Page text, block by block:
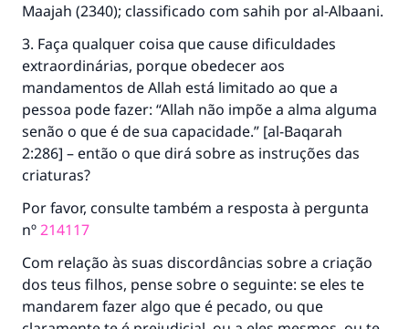
Maajah (2340); classificado com sahih por al-Albaani.
3. Faça qualquer coisa que cause dificuldades
extraordinárias, porque obedecer aos
mandamentos de Allah está limitado ao que a
pessoa pode fazer: “Allah não impõe a alma alguma
senão o que é de sua capacidade.” [al-Baqarah
2:286] – então o que dirá sobre as instruções das
criaturas?
Por favor, consulte também a resposta à pergunta
nº214117
Com relação às suas discordâncias sobre a criação
dos teus filhos, pense sobre o seguinte: se eles te
mandarem fazer algo que é pecado, ou que
A resposta n° 110845 salvou um
casamento.
Ajude-nos a responder à Ummah
"Quem quer que incentive outros a fazer o
que é bom receberá a mesma recompensa
(MUSLIM, 1893)